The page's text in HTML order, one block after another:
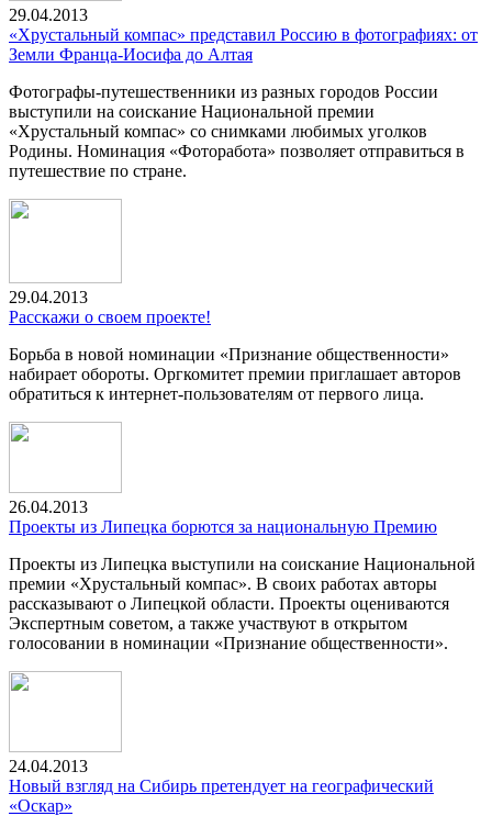
29.04.2013
«Хрустальный компас» представил Россию в фотографиях: от
Земли Франца-Иосифа до Алтая
Фотографы-путешественники из разных городов России
выступили на соискание Национальной премии
«Хрустальный компас» со снимками любимых уголков
Родины. Номинация «Фоторабота» позволяет отправиться в
путешествие по стране.
29.04.2013
Расскажи о своем проекте!
Борьба в новой номинации «Признание общественности»
набирает обороты. Оргкомитет премии приглашает авторов
обратиться к интернет-пользователям от первого лица.
26.04.2013
Проекты из Липецка борются за национальную Премию
Проекты из Липецка выступили на соискание Национальной
премии «Хрустальный компас». В своих работах авторы
рассказывают о Липецкой области. Проекты оцениваются
Экспертным советом, а также участвуют в открытом
голосовании в номинации «Признание общественности».
24.04.2013
Новый взгляд на Сибирь претендует на географический
«Оскар»